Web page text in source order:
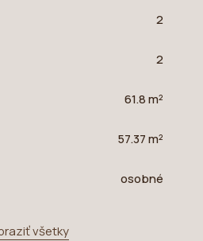
2
2
61.8 m²
57.37 m²
osobné
všetky